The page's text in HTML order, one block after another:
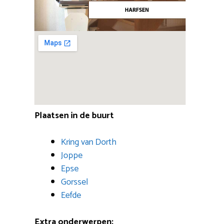
Plaatsen in de buurt
Kring van Dorth
Joppe
Epse
Gorssel
Eefde